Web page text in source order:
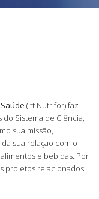
(itt Nutrifor) faz
Sistema de Ciência,
sua missão,
sua relação com o
e bebidas. Por
projetos relacionados